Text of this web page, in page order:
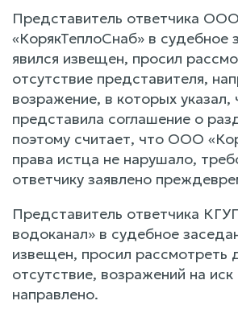
Представитель ответчика ООО
«КорякТеплоСнаб» в судебное
явился извещен, просил
отсутствие представителя,
возражение, в которых указал,
представила соглашение о
поэтому считает, что ООО
права истца не нарушало,
ответчику заявлено
Представитель ответчика
водоканал» в судебное
извещен, просил рассмотреть
отсутствие, возражений на
направлено.